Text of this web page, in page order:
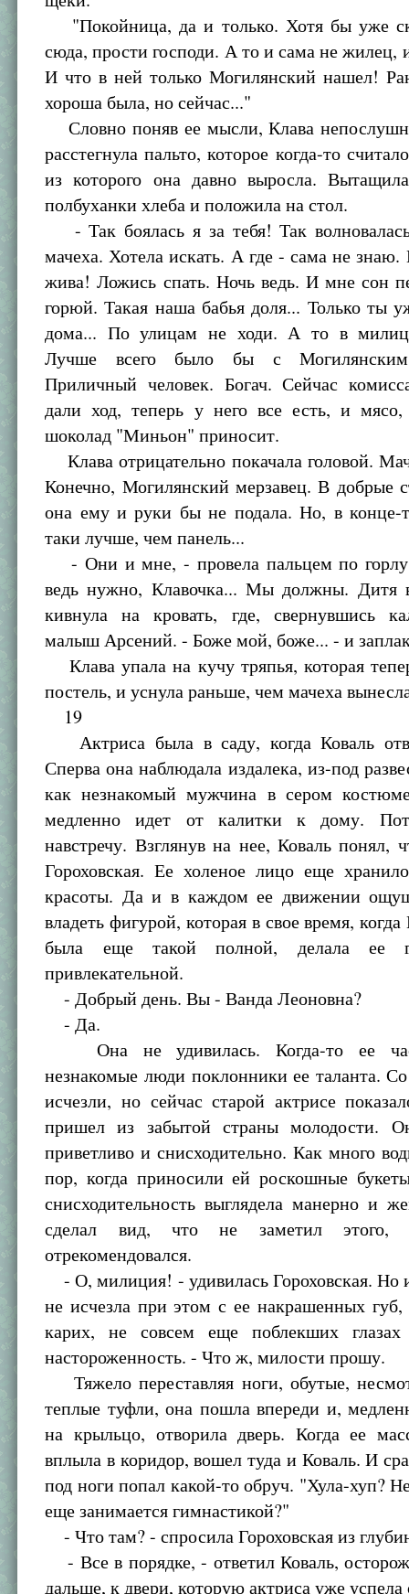
"Покойница, да и только. Хотя бы уже
сюда, прости господи. А то и сама не жилец,
И что в ней только Могилянский нашел!
хороша была, но сейчас..."
Словно поняв ее мысли, Клава
расстегнула пальто, которое когда-то
из которого она давно выросла.
полбуханки хлеба и положила на стол.
- Так боялась я за тебя! Так
мачеха. Хотела искать. А где - сама не знаю.
жива! Ложись спать. Ночь ведь. И мне сон
горюй. Такая наша бабья доля... Только ты
дома... По улицам не ходи. А то в
Лучше всего было бы с Могилянским
Приличный человек. Богач. Сейчас
дали ход, теперь у него все есть, и
шоколад "Миньон" приносит.
Клава отрицательно покачала головой.
Конечно, Могилянский мерзавец. В добрые
она ему и руки бы не подала. Но, в конце-
таки лучше, чем панель...
- Они и мне, - провела пальцем по
ведь нужно, Клавочка... Мы должны. Дитя
кивнула на кровать, где, свернувшись
малыш Арсений. - Боже мой, боже... - и
Клава упала на кучу тряпья, которая
постель, и уснула раньше, чем мачеха
19
Актриса была в саду, когда Коваль
Сперва она наблюдала издалека, из-под
как незнакомый мужчина в сером
медленно идет от калитки к дому.
навстречу. Взглянув на нее, Коваль понял,
Гороховская. Ее холеное лицо еще
красоты. Да и в каждом ее движении
владеть фигурой, которая в свое время, когда
была еще такой полной, делала ее
привлекательной.
- Добрый день. Вы - Ванда Леоновна?
- Да.
Она не удивилась. Когда-то ее
незнакомые люди поклонники ее таланта.
исчезли, но сейчас старой актрисе
пришел из забытой страны молодости.
приветливо и снисходительно. Как много
пор, когда приносили ей роскошные
снисходительность выглядела манерно и
сделал вид, что не заметил этого,
отрекомендовался.
- О, милиция! - удивилась Гороховская. Но
не исчезла при этом с ее накрашенных губ,
карих, не совсем еще поблекших глазах
настороженность. - Что ж, милости прошу.
Тяжело переставляя ноги, обутые,
теплые туфли, она пошла впереди и,
на крыльцо, отворила дверь. Когда ее
вплыла в коридор, вошел туда и Коваль. И
под ноги попал какой-то обруч. "Хула-хуп?
еще занимается гимнастикой?"
- Что там? - спросила Гороховская из
- Все в порядке, - ответил Коваль,
дальше, к двери, которую актриса уже успела